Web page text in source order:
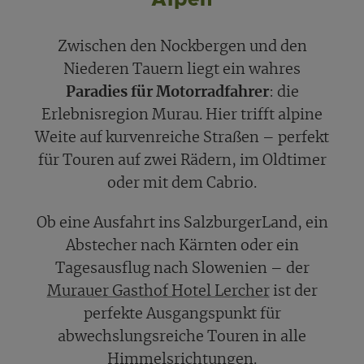
Zwischen den Nockbergen und den
Niederen Tauern liegt ein wahres
Paradies für Motorradfahrer: die
Erlebnisregion Murau. Hier trifft alpine
Weite auf kurvenreiche Straßen – perfekt
für Touren auf zwei Rädern, im Oldtimer
oder mit dem Cabrio.
Ob eine Ausfahrt ins SalzburgerLand, ein
Abstecher nach Kärnten oder ein
Tagesausflug nach Slowenien – der
Murauer Gasthof Hotel Lercherist der
perfekte Ausgangspunkt für
abwechslungsreiche Touren in alle
Himmelsrichtungen.